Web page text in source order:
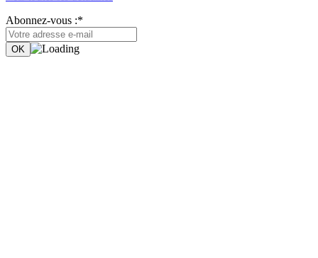
Abonnez-vous :*